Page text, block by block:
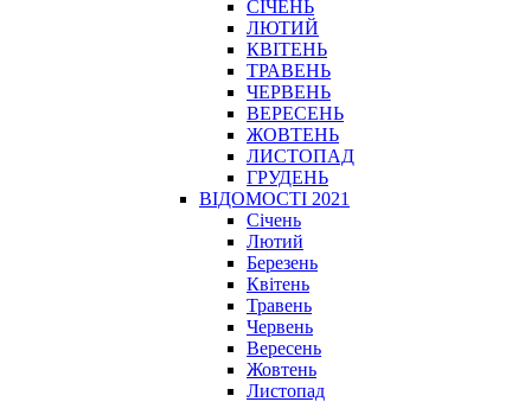
СІЧЕНЬ
ЛЮТИЙ
КВІТЕНЬ
ТРАВЕНЬ
ЧЕРВЕНЬ
ВЕРЕСЕНЬ
ЖОВТЕНЬ
ЛИСТОПАД
ГРУДЕНЬ
ВІДОМОСТІ 2021
Січень
Лютий
Березень
Квітень
Травень
Червень
Вересень
Жовтень
Листопад